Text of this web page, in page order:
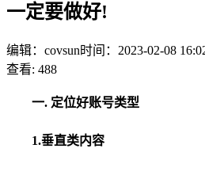
一定要做好!
编辑：covsun时间：2023-02-08
查看: 488
一. 定位好账号类型
1.垂直类内容